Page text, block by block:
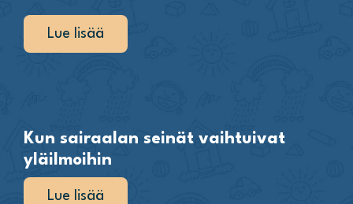
Lue lisää
Kun sairaalan seinät vaihtuivat
yläilmoihin
Lue lisää